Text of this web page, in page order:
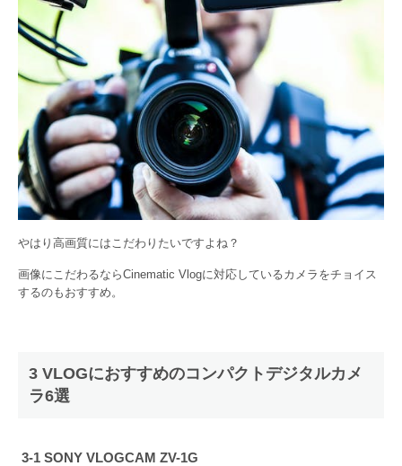
やはり高画質にはこだわりたいですよね？
画像にこだわるならCinematic Vlogに対応しているカメラをチョイス
するのもおすすめ。
3 VLOGにおすすめのコンパクトデジタルカメ
ラ6選
3-1 SONY VLOGCAM ZV-1G